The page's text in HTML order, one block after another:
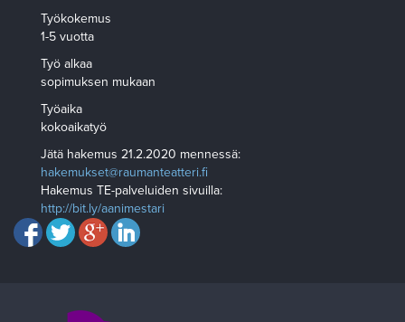
Työkokemus
1-5 vuotta
Työ alkaa
sopimuksen mukaan
Työaika
kokoaikatyö
Jätä hakemus 21.2.2020 mennessä:
hakemukset@raumanteatteri.fi
Hakemus TE-palveluiden sivuilla:
http://bit.ly/aanimestari